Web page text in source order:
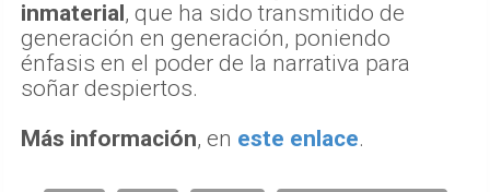
inmaterial, que ha sido transmitido de
generación en generación, poniendo
énfasis en el poder de la narrativa para
soñar despiertos.
Más información, en este enlace.